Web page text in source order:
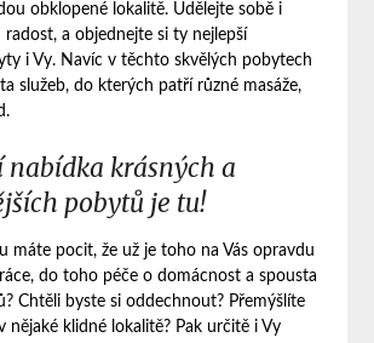
obklopené lokalitě. Udělejte sobě i
a objednejte si ty nejlepší
i Vy. Navíc v těchto skvělých pobytech
služeb, do kterých patří různé masáže,
nabídka krásných a
pobytů je tu!
máte pocit, že už je toho na Vás opravdu
do toho péče o domácnost a spousta
Chtěli byste si oddechnout? Přemýšlíte
klidné lokalitě? Pak určitě i Vy